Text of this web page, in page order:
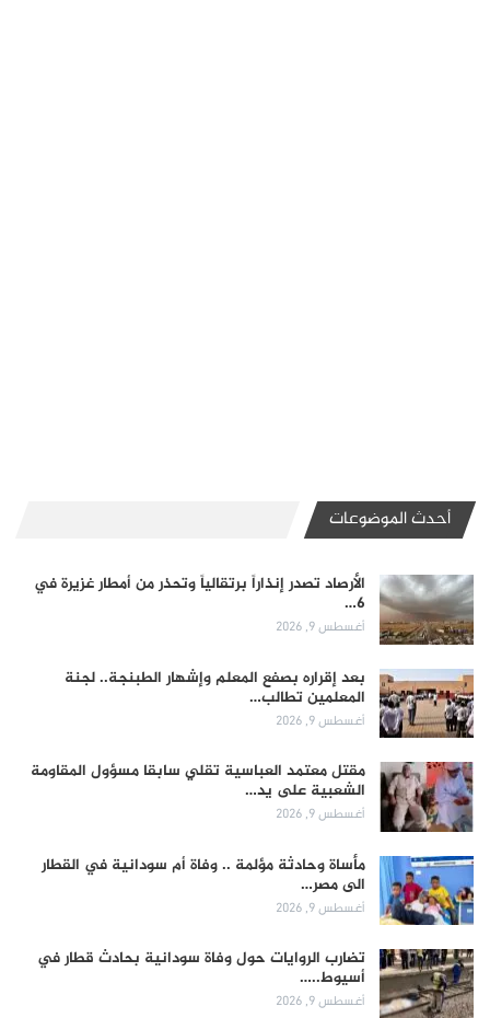
أحدث الموضوعات
الأرصاد تصدر إنذاراً برتقالياً وتحذر من أمطار غزيرة في
6…
أغسطس 9, 2026
بعد إقراره بصفع المعلم وإشهار الطبنجة.. لجنة
المعلمين تطالب…
أغسطس 9, 2026
مقتل معتمد العباسية تقلي سابقا مسؤول المقاومة
الشعبية على يد…
أغسطس 9, 2026
مأساة وحادثة مؤلمة .. وفاة أم سودانية في القطار
الى مصر…
أغسطس 9, 2026
تضارب الروايات حول وفاة سودانية بحادث قطار في
أسيوط..…
أغسطس 9, 2026